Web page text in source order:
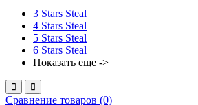
3 Stars Steal
4 Stars Steal
5 Stars Steal
6 Stars Steal
Показать еще ->
Сравнение товаров (0)